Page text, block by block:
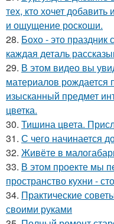
тех, кто хочет добавить
и ощущение роскоши.
28. Бохо - это праздник
каждая деталь
29. В этом видео вы
материалов рождается
изысканный предмет
цветка.
30. Тишина цвета.
31. С чего начинается
32. Живёте в
33. В этом проекте мы
пространство кухни -
34. Практические
своими руками